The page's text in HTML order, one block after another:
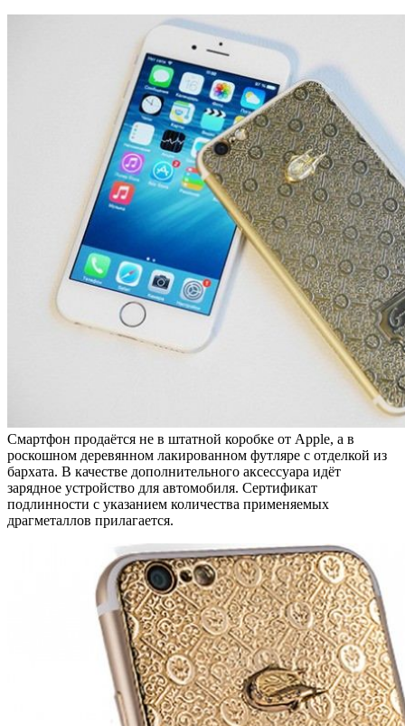
Смартфон продаётся не в штатной коробке от Apple, а в
роскошном деревянном лакированном футляре с отделкой из
бархата. В качестве дополнительного аксессуара идёт
зарядное устройство для автомобиля. Сертификат
подлинности с указанием количества применяемых
драгметаллов прилагается.